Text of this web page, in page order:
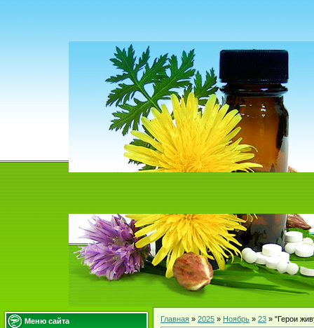
Меню сайта Главная » 2025 » Ноябрь » 23 » "Герои